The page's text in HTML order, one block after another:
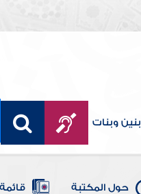
بنين وبنات
حول المكتبة